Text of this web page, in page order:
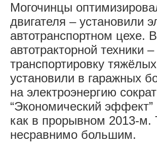
Могочинцы
двигателя – установили
автотранспортном цехе.
автотракторной техники
транспортировку
установили в гаражных
на электроэнергию
“Экономический
как в прорывном 2013-м.
несравнимо большим.